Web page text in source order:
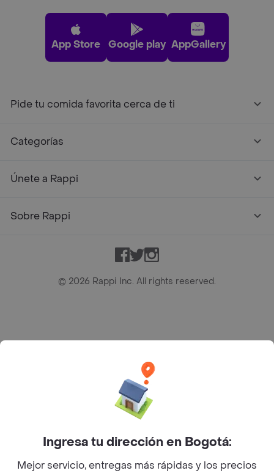
App Store Google play AppGallery
Pide tu comida favorita cerca de ti
Categorías
Únete a Rappi
Sobre Rappi
Facebook
TwitterInstagram
© 2026 Rappi Inc. All rights reserved.
Bogotá D.C. --- notificacionesrappi@rappi.com
Ingresa tu dirección en Bogotá:
Mejor servicio, entregas más rápidas y los precios